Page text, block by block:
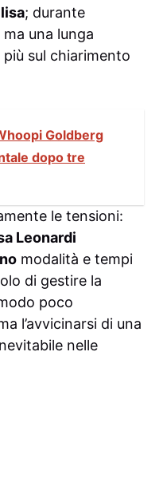
; durante
una lunga
sul chiarimento
Goldberg
dopo tre
le tensioni:
Leonardi
modalità e tempi
di gestire la
poco
l’avvicinarsi di una
nelle